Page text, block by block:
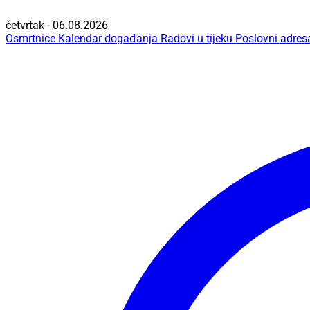
četvrtak - 06.08.2026
Osmrtnice Kalendar događanja Radovi u tijeku Poslovni